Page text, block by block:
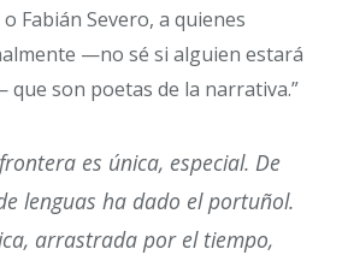
Fabián Severo, a quienes
—no sé si alguien estará
son poetas de la narrativa.”
es única, especial. De
lenguas ha dado el portuñol.
arrastrada por el tiempo,